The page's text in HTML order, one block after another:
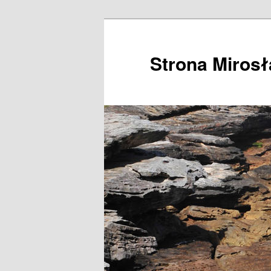
Strona